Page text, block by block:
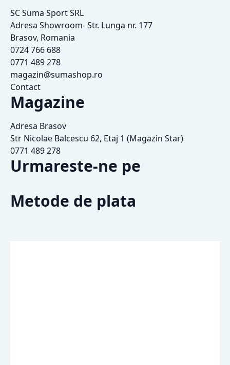
SC Suma Sport SRL
Adresa Showroom- Str. Lunga nr. 177
Brasov, Romania
0724 766 688
0771 489 278
magazin@sumashop.ro
Contact
Magazine
Adresa Brasov
Str Nicolae Balcescu 62, Etaj 1 (Magazin Star)
0771 489 278
Urmareste-ne pe
Metode de plata